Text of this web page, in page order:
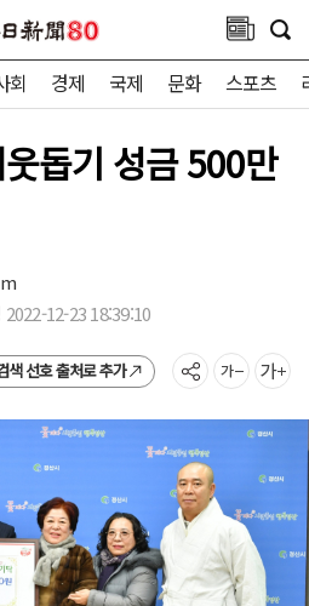
회 경제 국제 문화 스포츠
돕기 성금 500만
12-23 18:39:10
색 선호 출처로 추가